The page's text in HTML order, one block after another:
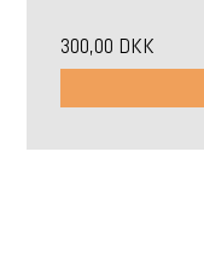
300,00 DKK